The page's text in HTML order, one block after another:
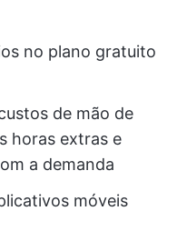
no plano gratuito
de mão de
horas extras e
a demanda
móveis